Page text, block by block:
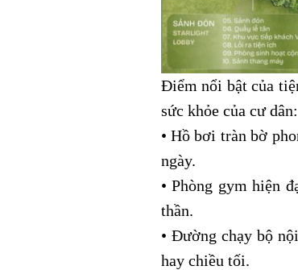
Điểm nổi bật của
sức khỏe của cư dân:
• Hồ bơi tràn bờ
ngày.
• Phòng gym hiện
thần.
• Đường chạy bộ
hay chiều tối.